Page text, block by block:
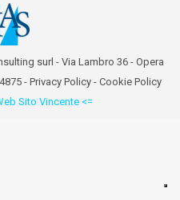
surl - Via Lambro 36 - Opera
- Privacy Policy - Cookie Policy
Sito Vincente <=